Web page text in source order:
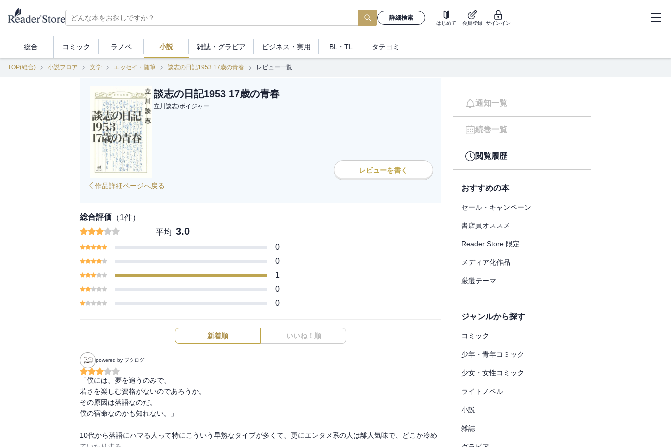
詳細検索
はじめて 会員登録 サインイン
総合 コミック ラノベ 小説 雑誌・ グラビア ビジネス ・実用 BL・TL タテヨミ
TOP(総合) 小説フロア 文学 エッセイ・随筆 談志の日記1953 17歳の青春 レビュー一覧
談志の日記1953 17歳の青春
立川談志/ボイジャー
レビューを書く
作品詳細ページへ戻る
総合評価 （1件）
平均 3.0
0
0
1
0
0
新着順 いいね！順
powered by ブクログ
⁡「僕には、夢を追うのみで、
若さを楽しむ資格がないのであろうか。
その原因は落語なのだ。
僕の宿命なのかも知れない。」
10代から落語にハマる人って特にこういう早熟なタイプが多くて、更にエンタメ系の人は離人気味で、どこか冷め
通知一覧
続巻一覧
閲覧履歴
おすすめの本
セール・キャンペーン
書店員オススメ
Reader Store 限定
メディア化作品
厳選テーマ
ジャンルから探す
コミック
少年・青年コミック
少女・女性コミック
ライトノベル
小説
雑誌